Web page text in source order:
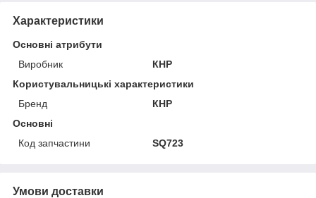
Характеристики
Основні атрибути
Виробник
КНР
Користувальницькі характеристики
Бренд
КНР
Основні
Код запчастини
SQ723
Умови доставки